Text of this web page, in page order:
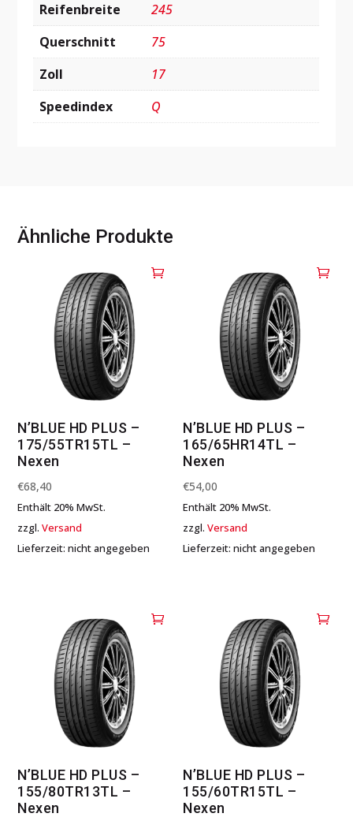
Reifenbreite
245
Querschnitt
75
Zoll
17
Speedindex
Q
Ähnliche Produkte
N’BLUE HD PLUS –
175/55TR15TL –
Nexen
€68,40
Enthält 20% MwSt.
zzgl.Versand
Lieferzeit: nicht angegeben
N’BLUE HD PLUS –
165/65HR14TL –
Nexen
€54,00
Enthält 20% MwSt.
zzgl.Versand
Lieferzeit: nicht angegeben
N’BLUE HD PLUS –
155/80TR13TL –
Nexen
N’BLUE HD PLUS –
155/60TR15TL –
Nexen